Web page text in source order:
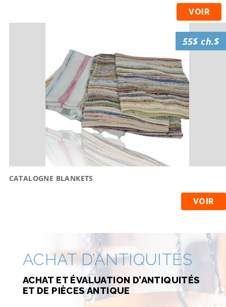
VOIR
CATALOGNE BLANKETS
VOIR
55$ ch.$
ACHAT D’ANTIQUITÉS
ACHAT ET ÉVALUATION D’ANTIQUITÉS
ET DE PIÈCES ANTIQUE